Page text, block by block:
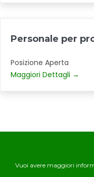
Personale per
Posizione Aperta
Maggiori Dettagli
Vuoi avere maggiori